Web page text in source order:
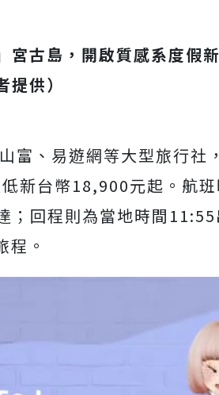
古島，開啟質感系度假
提供）
富、易遊網等大型旅行社
新台幣18,900元起。航
回程則為當地時間11:55
。